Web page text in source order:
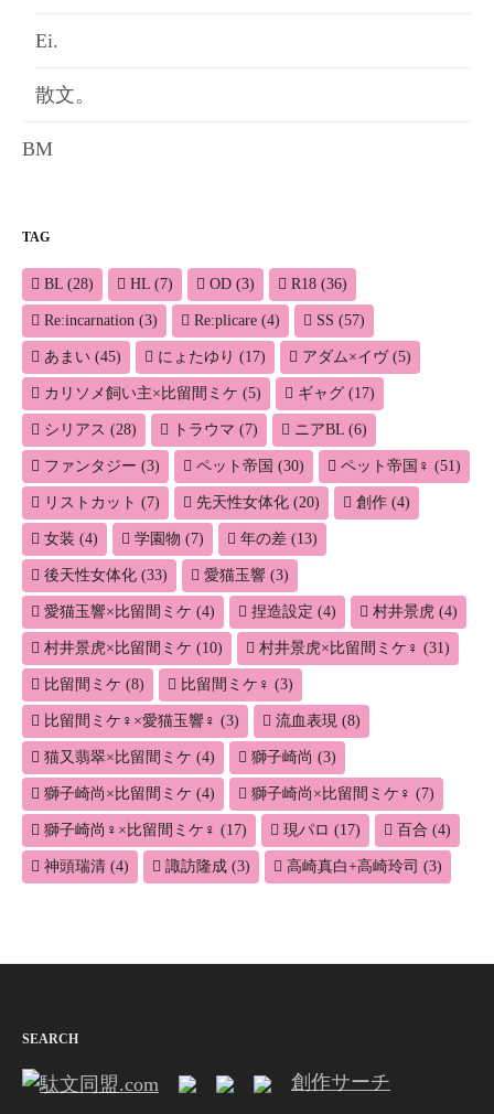
Ei.
散文。
BM
TAG
BL (28) HL (7) OD (3) R18 (36)
Re:incarnation (3) Re:plicare (4) SS (57)
あまい (45) にょたゆり (17) アダム×イヴ(5)
カリソメ飼い主×比留間ミケ (5) ギャグ (17)
シリアス (28) トラウマ (7) ニアBL (6)
ファンタジー (3) ペット帝国 (30) ペット帝国♀ (51)
リストカット (7) 先天性女体化 (20) 創作 (4)
女装 (4) 学園物 (7) 年の差 (13)
後天性女体化 (33) 愛猫玉響 (3)
愛猫玉響×比留間ミケ (4) 捏造設定 (4) 村井景虎 (4)
村井景虎×比留間ミケ (10) 村井景虎×比留間ミケ♀ (31)
比留間ミケ (8) 比留間ミケ♀ (3)
比留間ミケ♀×愛猫玉響♀ (3) 流血表現 (8)
猫又翡翠×比留間ミケ (4) 獅子崎尚 (3)
獅子崎尚×比留間ミケ (4) 獅子崎尚×比留間ミケ♀ (7)
獅子崎尚♀×比留間ミケ♀ (17) 現パロ (17) 百合 (4)
神頭瑞清 (4) 諏訪隆成 (3) 高崎真白+高崎玲司 (3)
SEARCH
創作サーチ